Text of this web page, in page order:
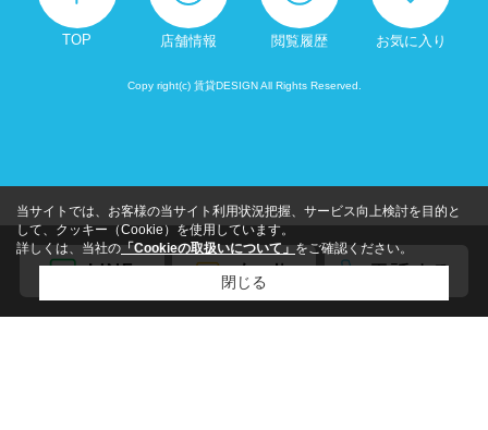
TOP 店舗情報 閲覧履歴 お気に入り
Copy right(c) 賃貸DESIGN All Rights Reserved.
当サイトでは、お客様の当サイト利用状況把握、サービス向上検討を目的と
して、クッキー（Cookie）を使用しています。
詳しくは、当社の 「Cookieの取扱いについて」 をご確認ください。
閉じる